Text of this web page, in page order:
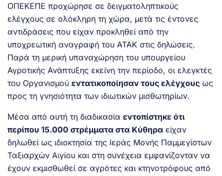
ΟΠΕΚΕΠΕ προχώρησε σε δειγματοληπτικούς
ελέγχους σε ολόκληρη τη χώρα, μετά τις έντονες
αντιδράσεις που είχαν προκληθεί από την
υποχρεωτική αναγραφή του ΑΤΑΚ στις δηλώσεις.
Παρά τη μερική υπαναχώρηση του υπουργείου
Αγροτικής Ανάπτυξης εκείνη την περίοδο, οι ελεγκτές
του Οργανισμού εντατικοποίησαν τους ελέγχους ως
προς τη γνησιότητα των ιδιωτικών μισθωτηρίων.
Μέσα από αυτή τη διαδικασία εντοπίστηκε ότι
περίπου 15.000 στρέμματα στα Κύθηρα είχαν
δηλωθεί ως ιδιοκτησία της Ιεράς Μονής Παμμεγίστων
Ταξιαρχών Αιγίου και στη συνέχεια εμφανίζονταν να
έχουν εκμισθωθεί σε αγρότες και κτηνοτρόφους από